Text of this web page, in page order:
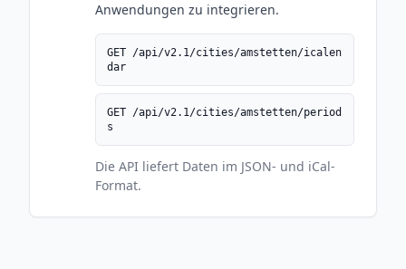
Anwendungen zu integrieren.
GET /api/v2.1/cities/amstetten/icalen
dar
GET /api/v2.1/cities/amstetten/period
s
Die API liefert Daten im JSON- und iCal-
Format.